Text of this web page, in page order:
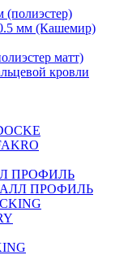
(полиэстер)
мм (Кашемир)
матт)
кровли
ПРОФИЛЬ
ПРОФИЛЬ